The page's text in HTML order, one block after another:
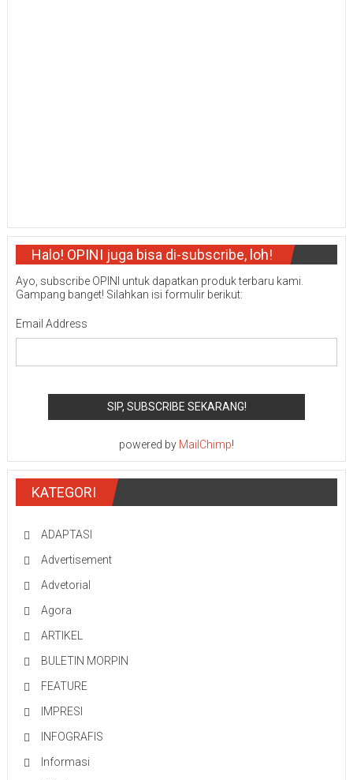
Halo! OPINI juga bisa di-subscribe, loh!
Ayo, subscribe OPINI untuk dapatkan produk terbaru kami.
Gampang banget! Silahkan isi formulir berikut:
Email Address
powered by MailChimp!
KATEGORI
ADAPTASI
Advertisement
Advetorial
Agora
ARTIKEL
BULETIN MORPIN
FEATURE
IMPRESI
INFOGRAFIS
Informasi